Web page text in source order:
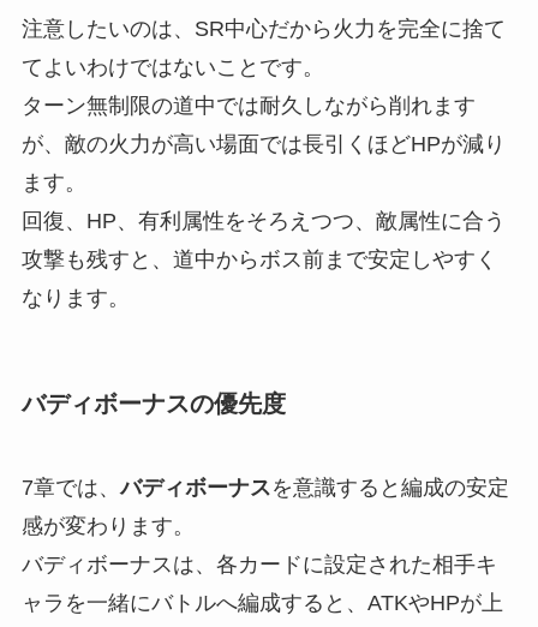
注意したいのは、SR中心だから火力を完全に捨て
てよいわけではないことです。
ターン無制限の道中では耐久しながら削れます
が、敵の火力が高い場面では長引くほどHPが減り
ます。
回復、HP、有利属性をそろえつつ、敵属性に合う
攻撃も残すと、道中からボス前まで安定しやすく
なります。
バディボーナスの優先度
7章では、バディボーナスを意識すると編成の安定
感が変わります。
バディボーナスは、各カードに設定された相手キ
ャラを一緒にバトルへ編成すると、ATKやHPが上